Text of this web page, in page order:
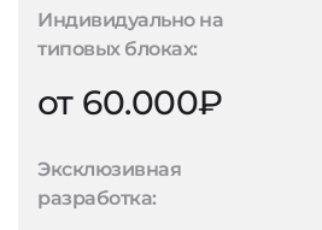
Индивидуально на
типовых блоках:
от 60.000₽
Эксклюзивная
разработка: